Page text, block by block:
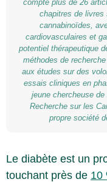
compte plus de 26
chapitres de livres
cannabinoïdes,
cardiovasculaires et
potentiel thérapeutique
méthodes de
aux études sur des
essais cliniques en
jeune chercheuse
Recherche sur les
propre société
Le diabète est un
touchant près de 10